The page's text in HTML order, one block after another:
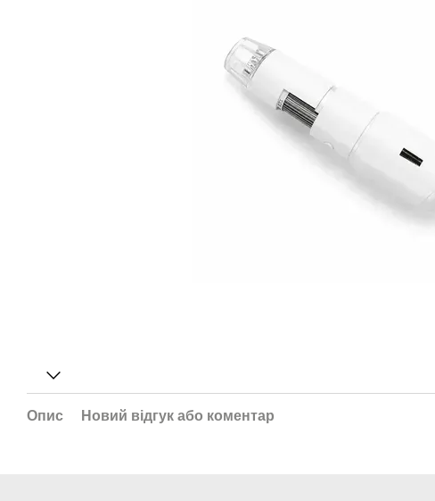
Опис Новий відгук або коментар